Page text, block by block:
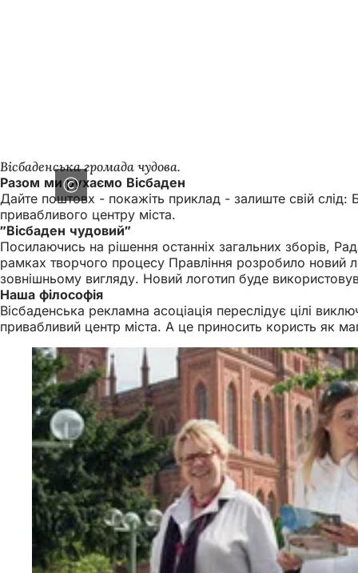
Вісбаденська громада чудова.
Разом ми рухаємо Вісбаден
Дайте поштовх - покажіть приклад - залиште свій слід:
привабливого центру міста.
"Вісбаден чудовий"
Посилаючись на рішення останніх загальних зборів,
рамках творчого процесу Правління розробило новий
зовнішньому вигляду. Новий логотип буде
Наша філософія
Вісбаденська рекламна асоціація переслідує цілі
привабливий центр міста. А це приносить користь як